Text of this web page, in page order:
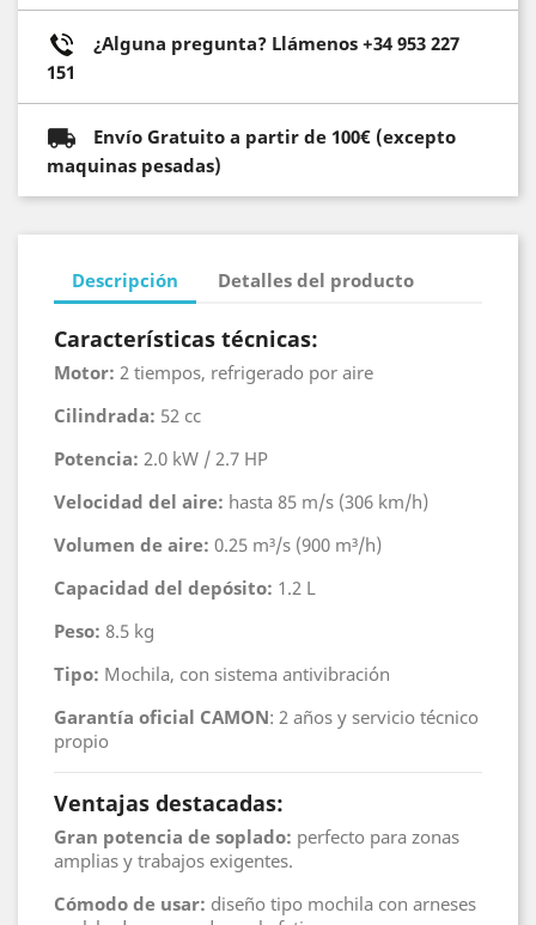
¿Alguna pregunta? Llámenos +34 953 227
151
Envío Gratuito a partir de 100€ (excepto
maquinas pesadas)
Descripción Detalles del producto
Características técnicas:
Motor: 2 tiempos, refrigerado por aire
Cilindrada: 52 cc
Potencia: 2.0 kW / 2.7 HP
Velocidad del aire: hasta 85 m/s (306 km/h)
Volumen de aire: 0.25 m³/s (900 m³/h)
Capacidad del depósito: 1.2 L
Peso: 8.5 kg
Tipo: Mochila, con sistema antivibración
Garantía oficial CAMON: 2 años y servicio técnico
propio
Ventajas destacadas:
Gran potencia de soplado: perfecto para zonas
amplias y trabajos exigentes.
Cómodo de usar: diseño tipo mochila con arneses